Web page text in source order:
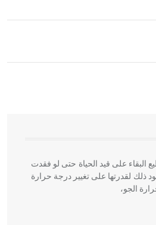
من الفنون الهندسية التي ارتبطت
بلاد الشام ومصر خاصة، حيث يحرص
وخاصة في الواجهات
البقاء على قيد الحياة حتى لو فقدت
ذلك لقدرتها على تغيير درجة حرارة
الجو،